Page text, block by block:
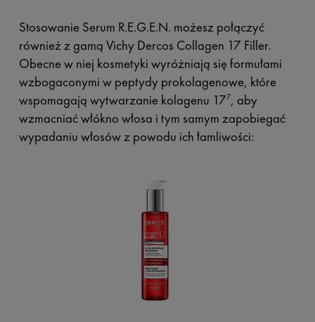
Stosowanie Serum R.E.G.E.N. możesz połączyć
również z gamą Vichy Dercos Collagen 17 Filler.
Obecne w niej kosmetyki wyróżniają się formułami
wzbogaconymi w peptydy prokolagenowe, które
wspomagają wytwarzanie kolagenu 177, aby
wzmacniać włókno włosa i tym samym zapobiegać
wypadaniu włosów z powodu ich łamliwości: